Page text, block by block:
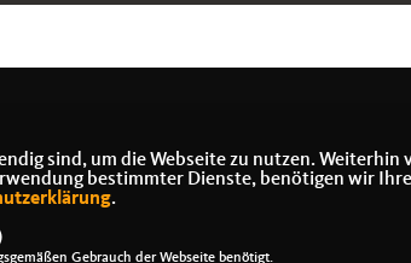
sind, um die Webseite zu nutzen.
bestimmter Dienste, benötigen wir
.
Gebrauch der Webseite benötigt.